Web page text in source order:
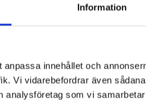
Information
innehållet och
Vi vidarebefordrar även
analysföretag som vi